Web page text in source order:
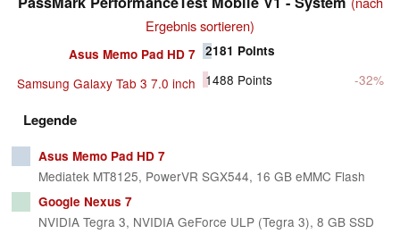
Ergebnis sortieren)
Asus Memo Pad HD 7 2181 Points
Samsung Galaxy Tab 3 7.0 inch 1488 Points -32%
Legende
Asus Memo Pad HD 7
Mediatek MT8125, PowerVR SGX544, 16 GB eMMC Flash
Google Nexus 7
NVIDIA Tegra 3, NVIDIA GeForce ULP (Tegra 3), 8 GB SSD